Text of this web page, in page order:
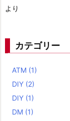
より
カテゴリー
ATM (1)
DIY (2)
DIY (1)
DM (1)